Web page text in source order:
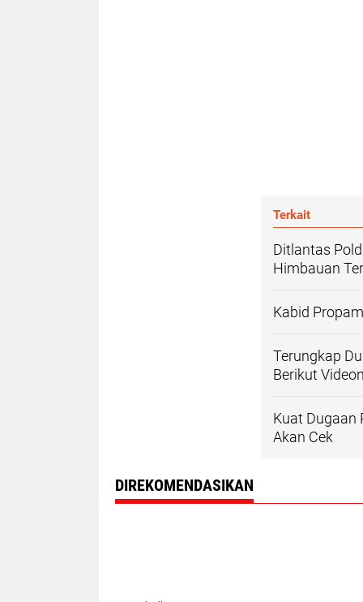
Terkait
Ditlantas
Himbauan
Kabid
Terungkap
Berikut
Kuat Dugaan
Akan Cek
DIREKOMENDASIKAN